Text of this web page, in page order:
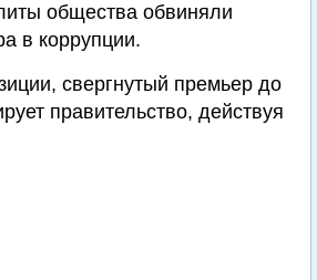
общества обвиняли
в коррупции.
свергнутый премьер до
правительство, действуя